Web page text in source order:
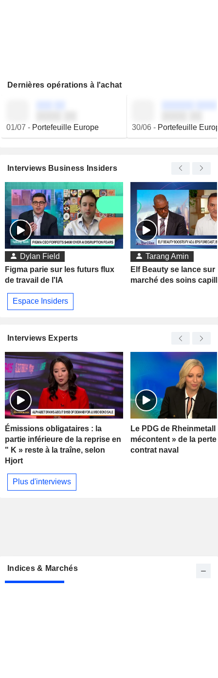
Dernières opérations à l'achat
01/07 - Portefeuille Europe 30/06- Portefeuille
Interviews Business Insiders
Dylan Field
Figma parie sur les futurs flux
de travail de l'IA
Tarang Amin
Elf Beauty se lance sur
marché des soins
Espace Insiders
Interviews Experts
Émissions obligataires : la
partie inférieure de la reprise en
" K » reste à la traîne, selon
Hjort
Le PDG de
mécontent » de la
contrat naval
Plus d'interviews
Indices & Marchés